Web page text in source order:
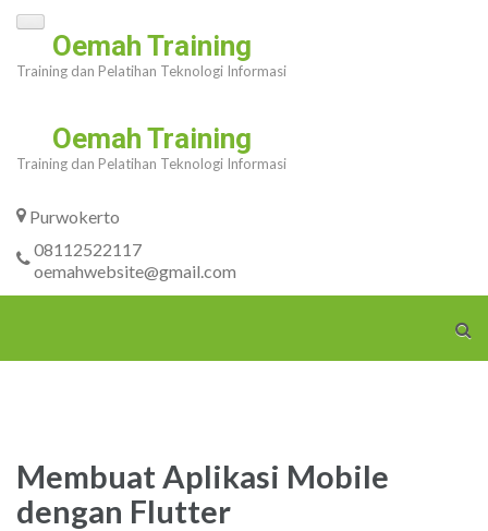
Skip
content
Enter)
Oemah Training
Training dan Pelatihan Teknologi Informasi
Oemah Training
Training dan Pelatihan Teknologi Informasi
Purwokerto
08112522117
oemahwebsite@gmail.com
Membuat Aplikasi Mobile
dengan Flutter